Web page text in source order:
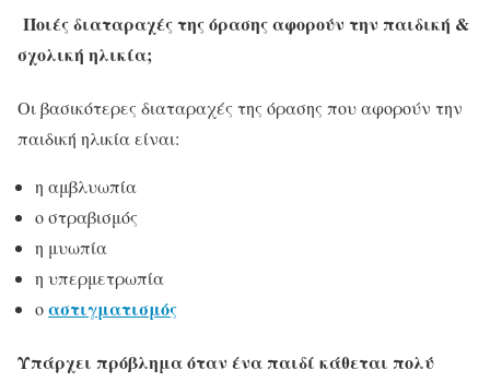
Ποιές διαταραχές της όρασης αφορούν την παιδική &
σχολική ηλικία;
Οι βασικότερες διαταραχές της όρασης που αφορούν την
παιδική ηλικία είναι:
η αμβλυωπία
ο στραβισμός
η μυωπία
η υπερμετρωπία
οαστιγματισμός
Υπάρχει πρόβλημα όταν ένα παιδί κάθεται πολύ